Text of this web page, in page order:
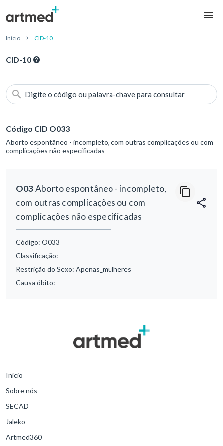
Início CID-10
CID-10
Digite o código ou palavra-chave para consultar
Código CID O033
Aborto espontâneo - incompleto, com outras complicações ou com
complicações não especificadas
O03Aborto espontâneo - incompleto,
com outras complicações ou com
complicações não especificadas
Código: O033
Classificação: -
Restrição do Sexo: Apenas_mulheres
Causa óbito: -
Início
Sobre nós
SECAD
Jaleko
Artmed360